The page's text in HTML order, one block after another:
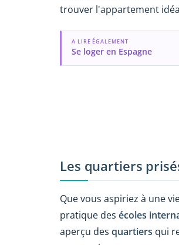
trouver l'appartement
A LIRE ÉGALEMENT
Se loger en Espagne
Les quartiers
Que vous aspiriez à une
pratique des écoles
aperçu des quartiers qui